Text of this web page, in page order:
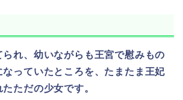
れ、幼いながらも王宮で慰みもの
なっていたところを、たまたま王妃
ただの少女です。